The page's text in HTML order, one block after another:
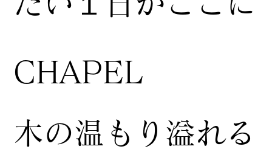
CHAPEL
木の温もり溢れる